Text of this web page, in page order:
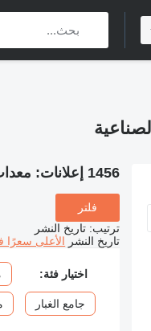
1456 إعلانات:
فلتر
ترتيب: تاريخ النشر
تاريخ النشر الأعلى سعرًا
اختيار فئة:
جامع الغبار